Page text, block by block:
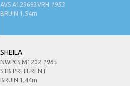
AVS A129683VRH 1953
BRUIN 1,54m
SHEILA
NWPCS M1202 1965
STB PREFERENT
BRUIN 1,44m